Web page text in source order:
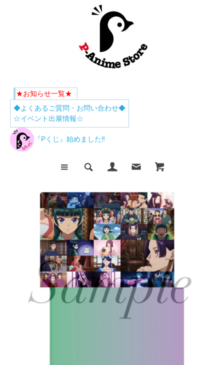
★お知らせ一覧★
◆よくあるご質問・お問い合わせ◆
☆イベント出展情報☆
『Pくじ』始めました‼